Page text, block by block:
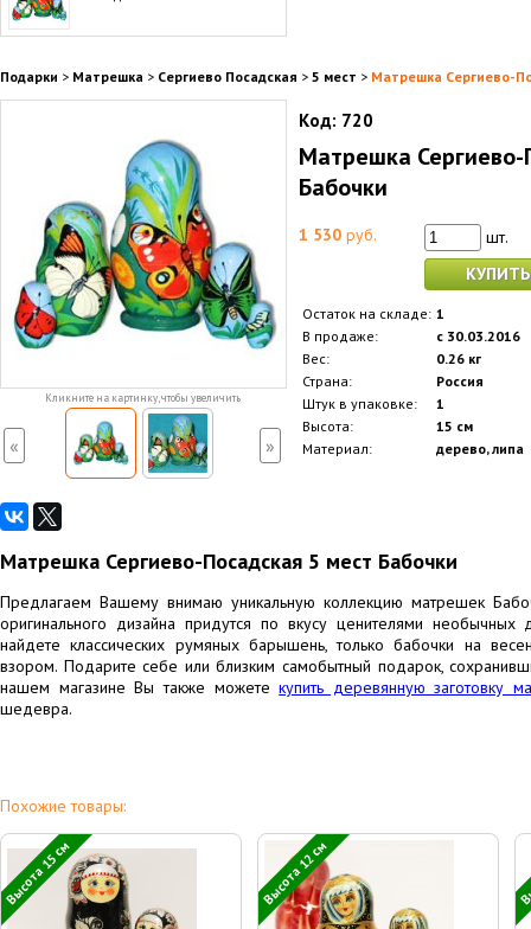
Подарки > Матрешка > Сергиево Посадская > 5 мест > Матрешка Сергиево-
Кликните на картинку, чтобы увеличить
« »
Код: 720
Матрешка Сергиево-
Бабочки
1 530 руб.
шт.
Остаток на складе: 1
В продаже:
с 30.03.2016
Вес:
0.26 кг
Страна:
Россия
Штук в упаковке:
1
Высота:
15 см
Материал:
дерево, липа
Матрешка Сергиево-Посадская 5 мест Бабочки
Предлагаем Вашему внимаю уникальную коллекцию матрешек
оригинального дизайна придутся по вкусу ценителями
найдете классических румяных барышень, только бабочки на
взором. Подарите себе или близким самобытный подарок,
нашем магазине Вы также можетекупить деревянную заготовку
шедевра.
Похожие товары:
Высота 15 см Высота 12 см